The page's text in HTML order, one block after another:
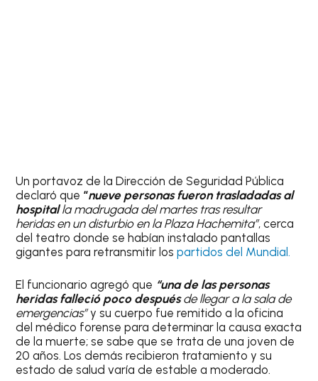
Un portavoz de la Dirección de Seguridad Pública
declaró que “nueve personas fueron trasladadas al
hospitalla madrugada del martes tras resultar
heridas en un disturbio en la Plaza Hachemita”, cerca
del teatro donde se habían instalado pantallas
gigantes para retransmitir lospartidos del Mundial.
El funcionario agregó que “una de las personas
heridas falleció poco despuésde llegar a la sala de
emergencias”y su cuerpo fue remitido a la oficina
del médico forense para determinar la causa exacta
de la muerte; se sabe que se trata de una joven de
20 años. Los demás recibieron tratamiento y su
estado de salud varía de estable a moderado.